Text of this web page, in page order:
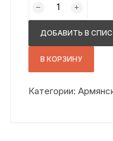
товара
Ахтамар
ДОБАВИТЬ В
В КОРЗИНУ
Категории: